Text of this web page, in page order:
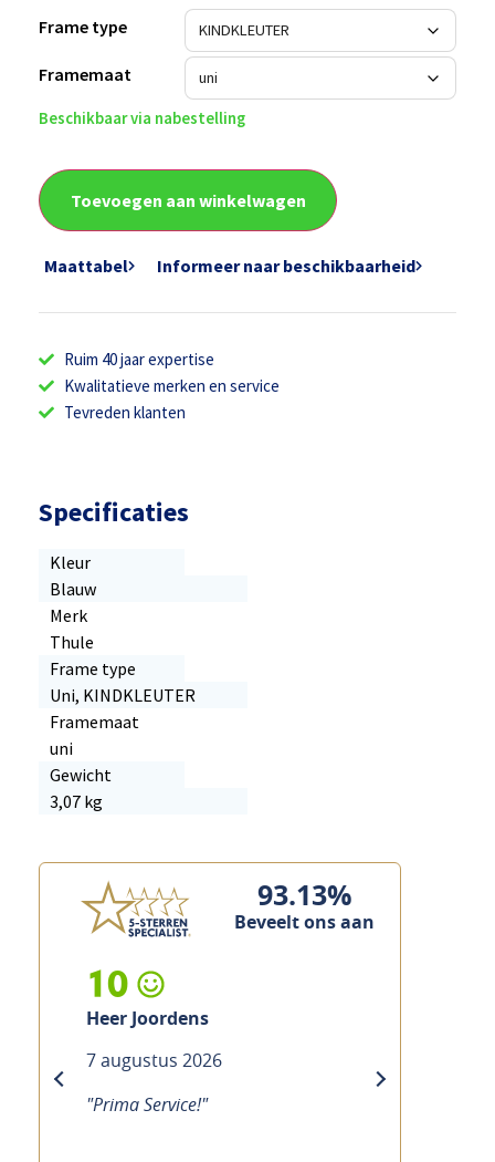
Frame type
Framemaat
Beschikbaar via nabestelling
Toevoegen aan winkelwagen
Maattabel Informeer naar beschikbaarheid
Ruim 40 jaar expertise
Kwalitatieve merken en service
Tevreden klanten
Specificaties
Kleur
Blauw
Merk
Thule
Frame type
Uni, KINDKLEUTER
Framemaat
uni
Gewicht
3,07 kg
93.13%
Beveelt ons aan
next